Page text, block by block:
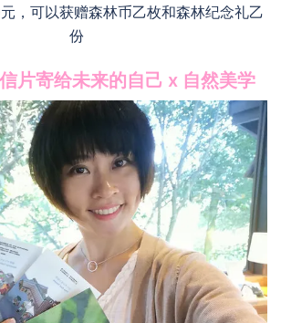
，可以获赠森林币乙枚和森林纪念礼乙
份
片寄给未来的自己 x 自然美学